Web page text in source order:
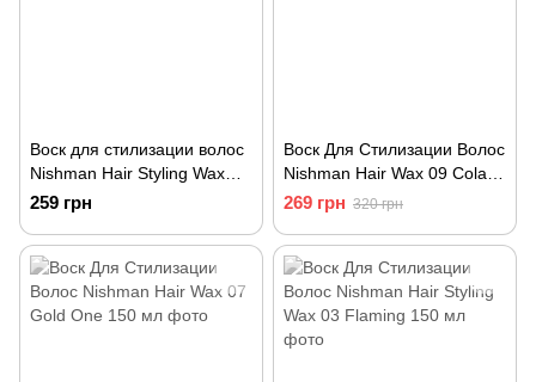
Воск для стилизации волос
Nishman Hair Styling Wax
Rugby 04 150 мл
259 грн
Воск Для Стилизации Волос
Nishman Hair Wax 09 Cola
150 мл
269 грн 320 грн